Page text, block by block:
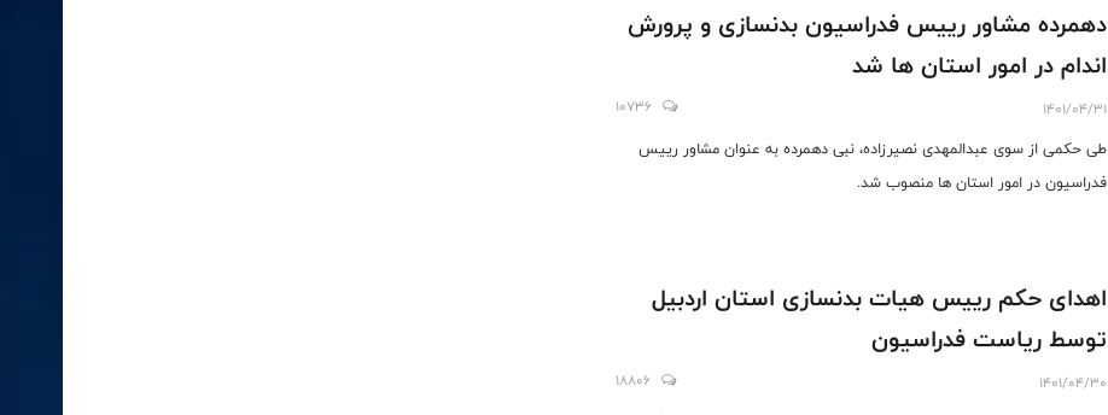
دهمرده مشاور رییس فدراسیون بدنسازی و پرورش
اندام در امور استان ها شد
1401/04/31
10736
طی حکمی از سوی عبدالمهدی نصیرزاده، نبی دهمرده به عنوان مشاور رییس
فدراسیون در امور استان ها منصوب شد.
اهدای حکم رییس هیات بدنسازی استان اردبیل
توسط ریاست فدراسیون
1401/04/30
18806